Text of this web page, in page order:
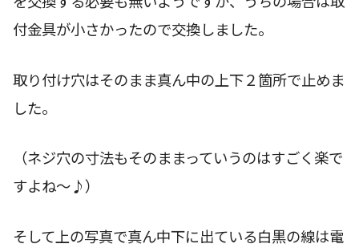
付金具が小さかったので交換しました。
取り付け穴はそのまま真ん中の上下２箇所で止めま
した。
（ネジ穴の寸法もそのままっていうのはすごく楽で
すよね〜♪）
そして上の写真で真ん中下に出ている白黒の線は電